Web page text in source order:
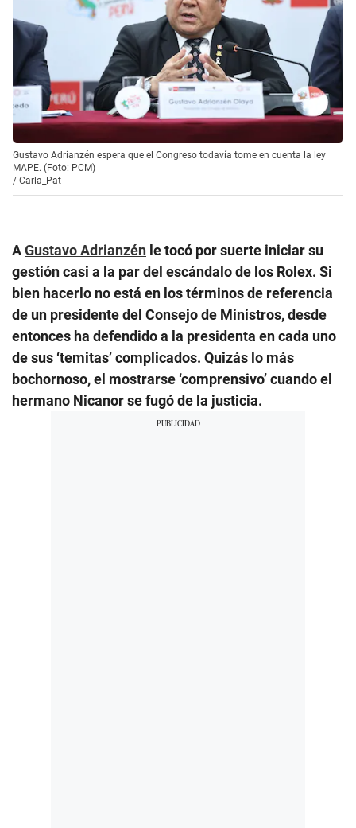
Gustavo Adrianzén espera que el Congreso todavía tome en cuenta la ley
MAPE. (Foto: PCM)
/ Carla_Pat
AGustavo Adrianzén le tocó por suerte iniciar su
gestión casi a la par del escándalo de los Rolex. Si
bien hacerlo no está en los términos de referencia
de un presidente del Consejo de Ministros, desde
entonces ha defendido a la presidenta en cada uno
de sus ‘temitas’ complicados. Quizás lo más
bochornoso, el mostrarse ‘comprensivo’ cuando el
hermano Nicanor se fugó de la justicia.